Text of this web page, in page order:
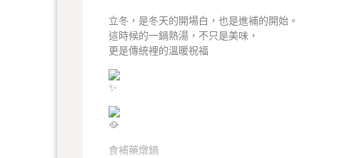
立冬，是冬天的開場白，也是進補的開始。
這時候的一鍋熱湯，不只是美味，
更是傳統裡的溫暖祝福
食補藥燉鍋